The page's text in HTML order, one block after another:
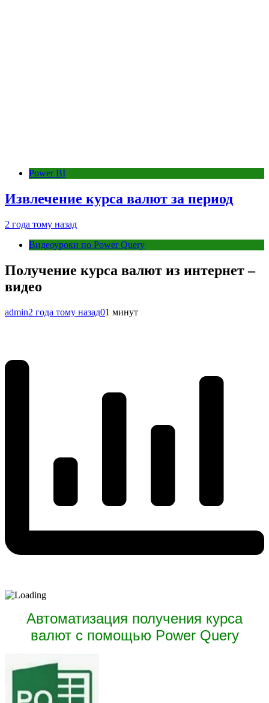
Power BI
Извлечение курса валют за период
2 года тому назад
Видеоуроки по Power Query
Получение курса валют из интернет –
видео
admin2 года тому назад01 минут
Автоматизация получения курса
валют с помощью Power Query